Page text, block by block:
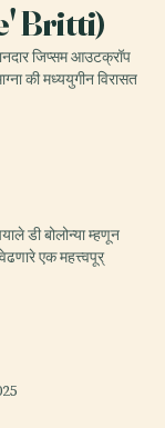
Britti)
जिप्सम आउटक्रॉप
की मध्ययुगीन विरासत
डी बोलोन्या म्हणून
एक महत्त्वपूर्